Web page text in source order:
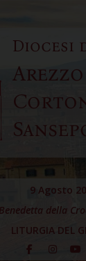
Diocesi
Arezzo
9 Agosto
della
LITURGIA DEL